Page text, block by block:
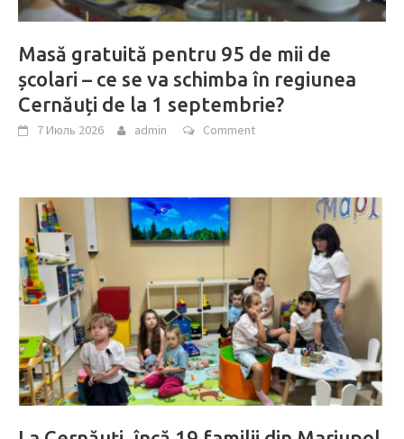
Masă gratuită pentru 95 de mii de
școlari – ce se va schimba în regiunea
Cernăuți de la 1 septembrie?
7 Июль 2026 admin Comment